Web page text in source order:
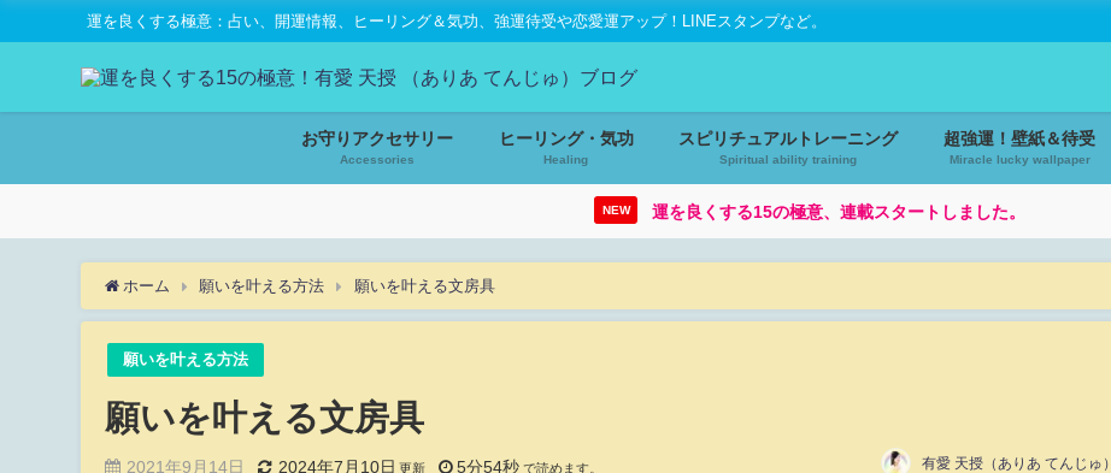
運を良くする極意：占い、開運情報、ヒーリング＆気功、強運待受や恋愛運アップ！LINEスタンプなど。
お守りアクセサリー
Accessories
ヒーリング・気功
Healing
スピリチュアルトレーニング
Spiritual ability training
超強運！壁紙＆待受
Miracle lucky wallpaper
NEW 運を良くする15の極意、連載スタートしました。
ホーム 願いを叶える方法 願いを叶える文房具
願いを叶える方法
願いを叶える文房具
2021年9月14日 2024年7月10日 5分54秒 有愛 天授（ありあ てんじゅ）